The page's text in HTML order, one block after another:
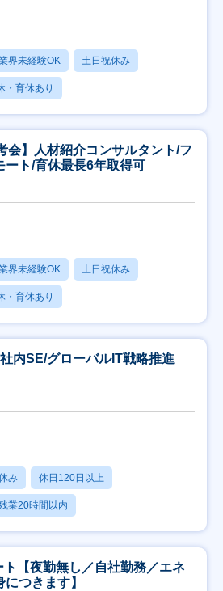
界未経験OK 土日祝休み
・育休あり
会】人材紹介コンサルタント/フ
ート/育休最長6年取得可
界未経験OK 土日祝休み
・育休あり
内SE/グローバルIT戦略推進
み 休日120日以上
業20時間以内
ト【夜勤無し／自社勤務／エネ
つきます】